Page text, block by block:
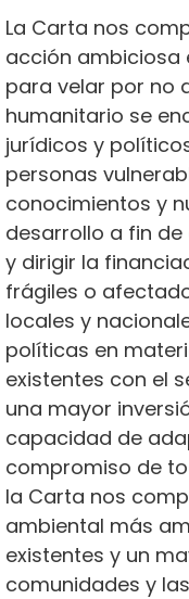
La Carta nos
acción ambiciosa
para velar por no
humanitario se
jurídicos y
personas
conocimientos y
desarrollo a fin
y dirigir la
frágiles o
locales y
políticas en
existentes con el
una mayor
capacidad de
compromiso de
la Carta nos
ambiental más
existentes y un
comunidades y